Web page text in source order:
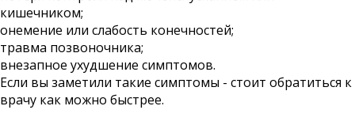
кишечником;
онемение или слабость конечностей;
травма позвоночника;
внезапное ухудшение симптомов.
Если вы заметили такие симптомы - стоит обратиться к
врачу как можно быстрее.